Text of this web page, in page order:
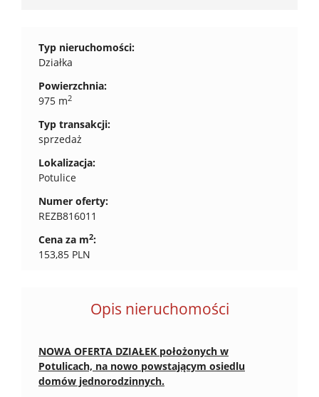
Typ nieruchomości:
Działka
Powierzchnia:
975 m2
Typ transakcji:
sprzedaż
Lokalizacja:
Potulice
Numer oferty:
REZB816011
Cena za m2:
153,85 PLN
Opis nieruchomości
NOWA OFERTA DZIAŁEK położonych w
Potulicach, na nowo powstającym osiedlu
domów jednorodzinnych.